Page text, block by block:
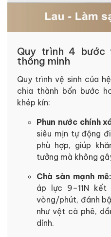
Quy trình 4 bước
thông minh
Quy trình vệ sinh của
chia thành bốn bước
khép kín:
Phun nước chính
siêu mịn tự động
phù hợp, giúp
tưởng mà không
Chà sàn mạnh mẽ:
áp lực 9–11N
vòng/phút, đánh
như vệt cà phê,
dính.